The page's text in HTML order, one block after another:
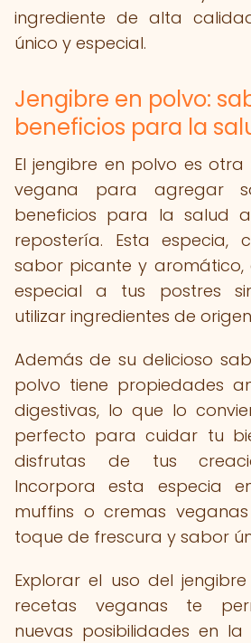
ingrediente de alta
único y especial.
Jengibre en polvo:
beneficios para la
El jengibre en polvo es otra
vegana para agregar
beneficios para la salud
repostería. Esta especia,
sabor picante y
especial a tus postres
utilizar ingredientes de
Además de su delicioso
polvo tiene propiedades
digestivas, lo que lo
perfecto para cuidar tu
disfrutas de tus
Incorpora esta especia
muffins o cremas
toque de frescura y sabor
Explorar el uso del
recetas veganas te
nuevas posibilidades en